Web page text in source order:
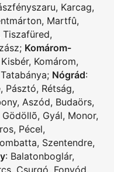
, Karcag,
, Martfû,
Tiszafüred,
; Komárom-
Kisbér, Komárom,
Tatabánya; Nógrád:
, Pásztó, Rétság,
, Aszód, Budaörs,
Gödöllõ, Gyál, Monor,
, Pécel,
, Szentendre,
: Balatonboglár,
, Csurgó, Fonyód,